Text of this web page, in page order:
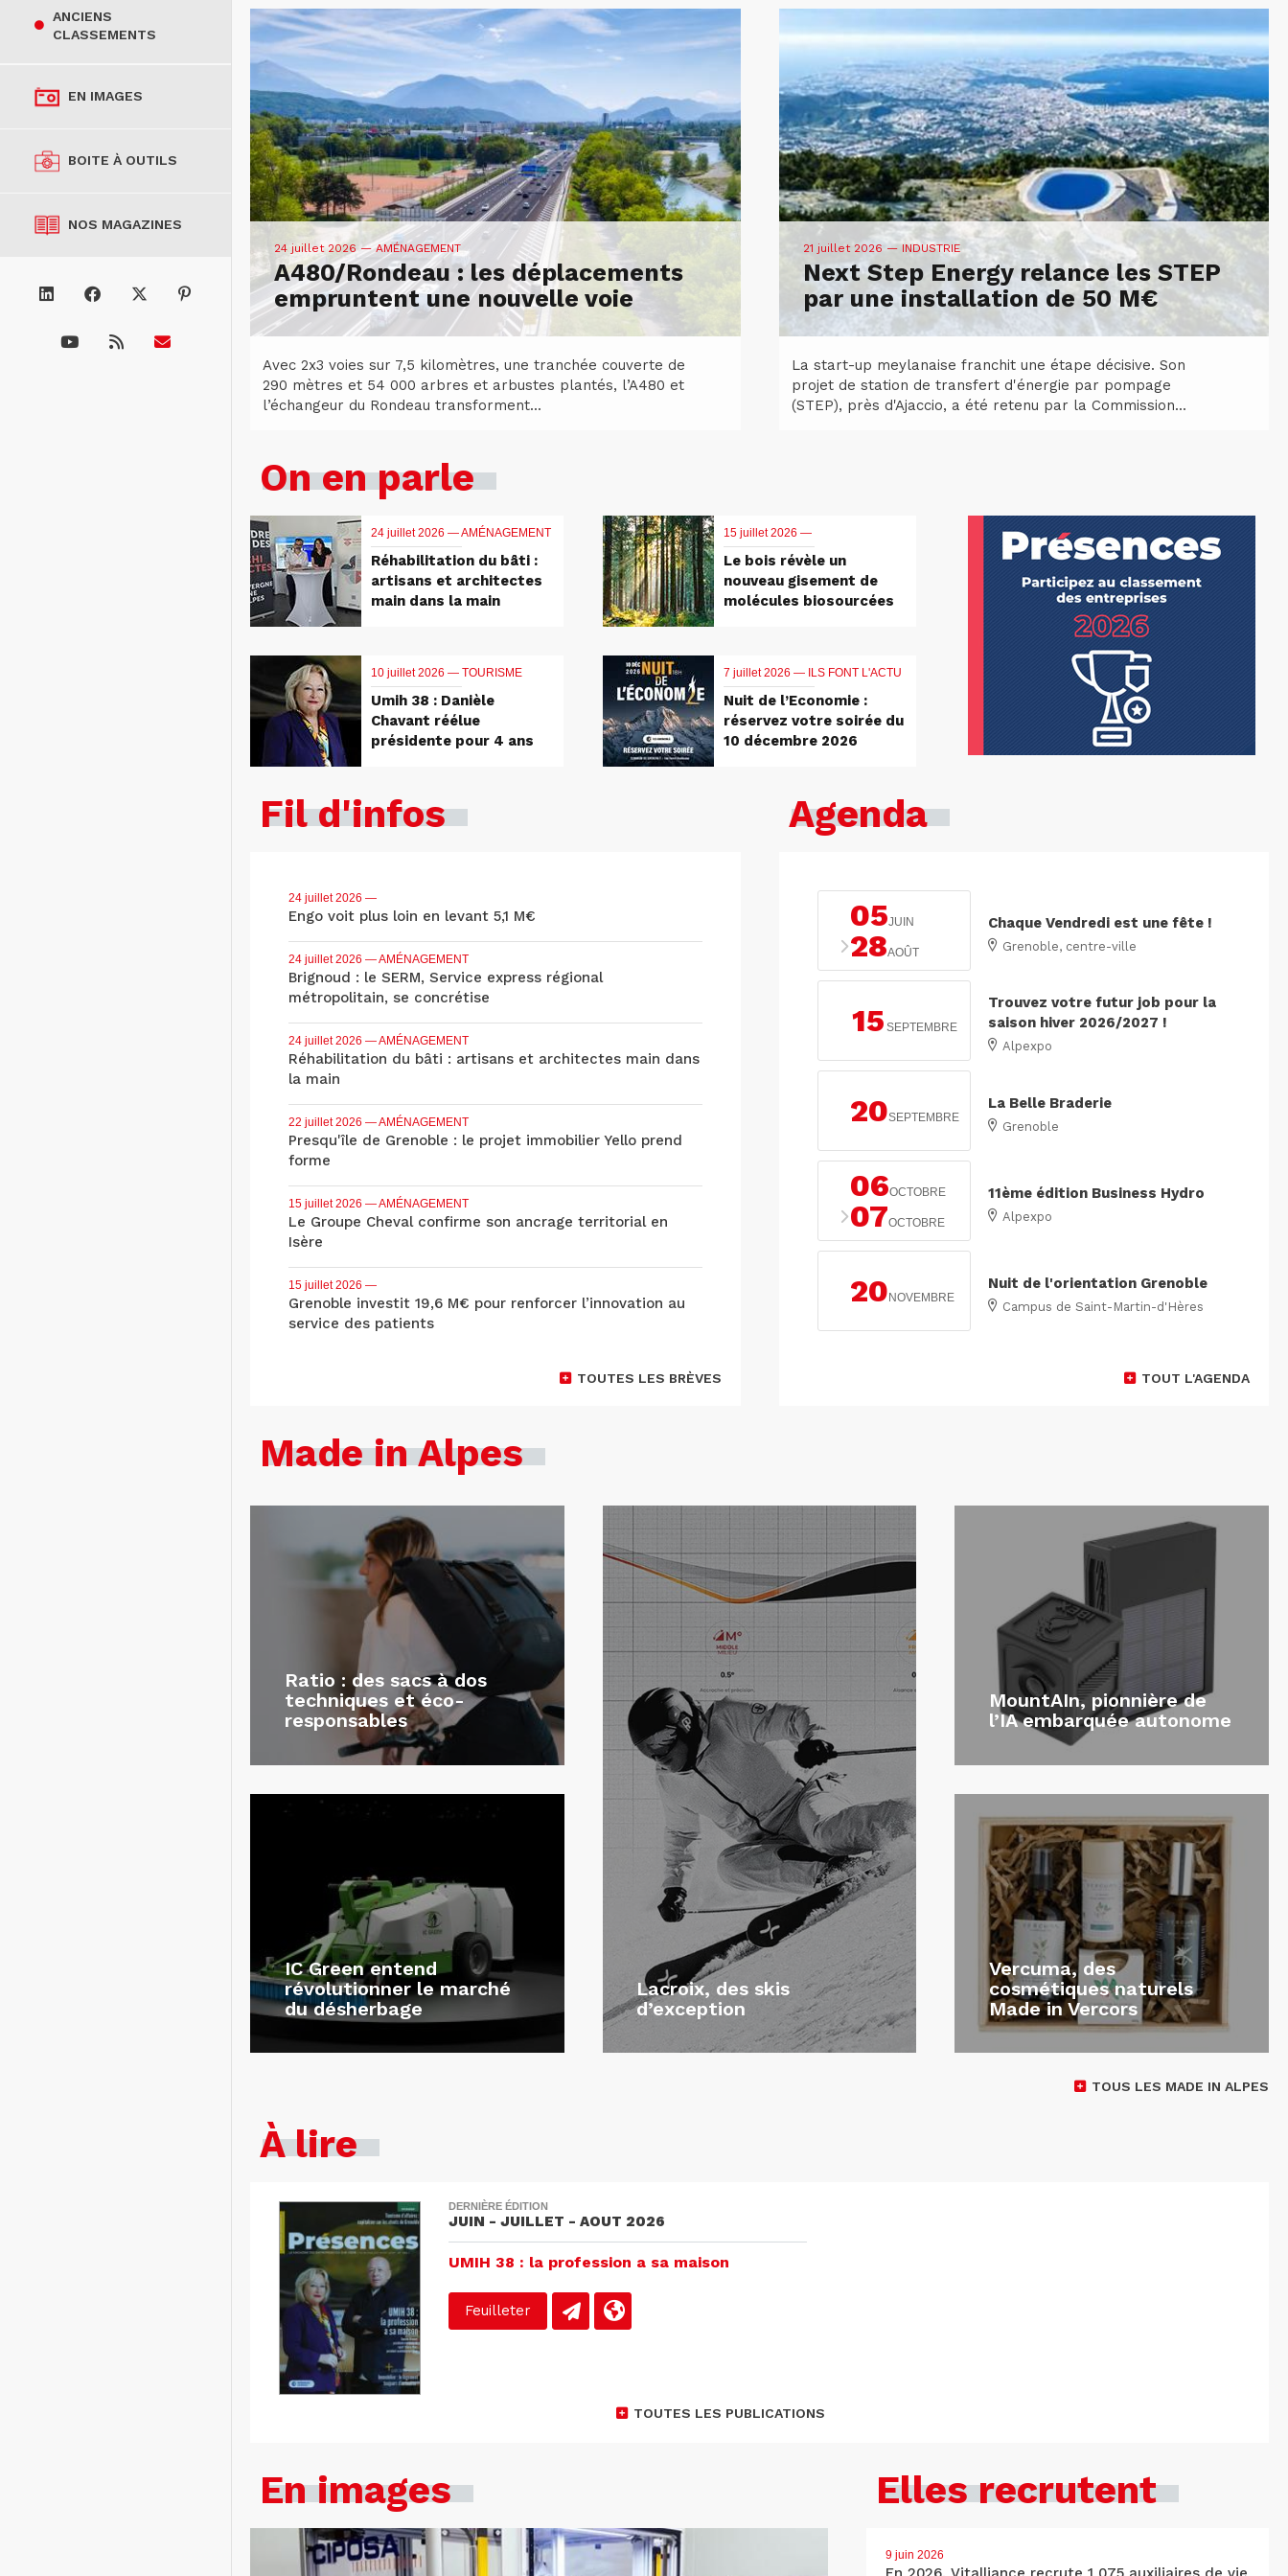
ANCIENS
CLASSEMENTS
EN IMAGES
BOITE À OUTILS
NOS MAGAZINES
24 juillet 2026 — AMÉNAGEMENT
A480/Rondeau : les déplacements
empruntent une nouvelle voie
Avec 2x3 voies sur 7,5 kilomètres, une tranchée couverte de
290 mètres et 54 000 arbres et arbustes plantés, l’A480 et
l’échangeur du Rondeau transforment...
21 juillet 2026 — INDUSTRIE
Next Step Energy relance les STEP
par une installation de 50 M€
La start-up meylanaise franchit une étape décisive. Son
projet de station de transfert d'énergie par pompage
(STEP), près d'Ajaccio, a été retenu par la Commission...
On en parle
24 juillet 2026 —AMÉNAGEMENT
Réhabilitation du bâti :
artisans et architectes
main dans la main
15 juillet 2026 —
Le bois révèle un
nouveau gisement de
molécules biosourcées
10 juillet 2026 — TOURISME
Umih 38 : Danièle
Chavant réélue
présidente pour 4 ans
7 juillet 2026 — ILS FONT L'ACTU
Nuit de l’Economie :
réservez votre soirée du
10 décembre 2026
Fil d'infos
24 juillet 2026 —
Engo voit plus loin en levant 5,1 M€
24 juillet 2026 — AMÉNAGEMENT
Brignoud : le SERM, Service express régional
métropolitain, se concrétise
24 juillet 2026 — AMÉNAGEMENT
Réhabilitation du bâti : artisans et architectes main dans
la main
22 juillet 2026 — AMÉNAGEMENT
Presqu'île de Grenoble : le projet immobilier Yello prend
forme
15 juillet 2026 — AMÉNAGEMENT
Le Groupe Cheval confirme son ancrage territorial en
Isère
15 juillet 2026 —
Grenoble investit 19,6 M€ pour renforcer l’innovation au
service des patients
TOUTES LES BRÈVES
Agenda
05JUIN
28AOÛT
Chaque Vendredi est une fête !
Grenoble, centre-ville
15 SEPTEMBRE
Trouvez votre futur job pour la
saison hiver 2026/2027 !
Alpexpo
20SEPTEMBRE
La Belle Braderie
Grenoble
06OCTOBRE
07OCTOBRE
11ème édition Business Hydro
Alpexpo
20 NOVEMBRE
Nuit de l'orientation Grenoble
Campus de Saint-Martin-d'Hères
TOUT L'AGENDA
Made in Alpes
Ratio : des sacs à dos
techniques et éco-
responsables
IC Green entend
révolutionner le marché
du désherbage
Lacroix, des skis
d’exception
MountAIn, pionnière de
l’IA embarquée autonome
Vercuma, des
cosmétiques naturels
Made in Vercors
TOUS LES MADE IN ALPES
À lire
DERNIÈRE ÉDITION
JUIN - JUILLET - AOUT 2026
UMIH 38 : la profession a sa maison
Feuilleter
TOUTES LES PUBLICATIONS
En images Elles recrutent
9 juin 2026